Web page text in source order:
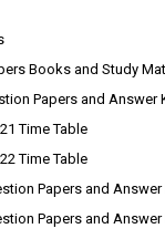
Books and Study
Papers and Answer
Time Table
Time Table
Papers and
Papers and